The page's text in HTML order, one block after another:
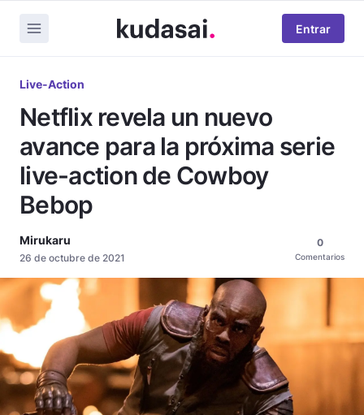
Entrar
Live-Action
Netflix revela un nuevo
avance para la próxima serie
live-action de Cowboy
Bebop
Mirukaru
26 de octubre de 2021
0
Comentarios